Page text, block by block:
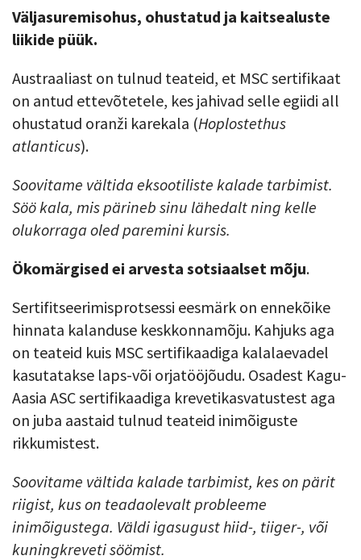
Väljasuremisohus, ohustatud ja kaitsealuste
liikide püük.
Austraaliast on tulnud teateid, et MSC sertifikaat
on antud ettevõtetele, kes jahivad selle egiidi all
ohustatud oranži karekala (Hoplostethus
atlanticus).
Soovitame vältida eksootiliste kalade tarbimist.
Söö kala, mis pärineb sinu lähedalt ning kelle
olukorraga oled paremini kursis.
Ökomärgised ei arvesta sotsiaalset mõju.
Sertifitseerimisprotsessi eesmärk on ennekõike
hinnata kalanduse keskkonnamõju. Kahjuks aga
on teateid kuis MSC sertifikaadiga kalalaevadel
kasutatakse laps-või orjatööjõudu. Osadest Kagu-
Aasia ASC sertifikaadiga krevetikasvatustest aga
on juba aastaid tulnud teateid inimõiguste
rikkumistest.
Soovitame vältida kalade tarbimist, kes on pärit
riigist, kus on teadaolevalt probleeme
inimõigustega. Väldi igasugust hiid-, tiiger-, või
kuningkreveti söömist.